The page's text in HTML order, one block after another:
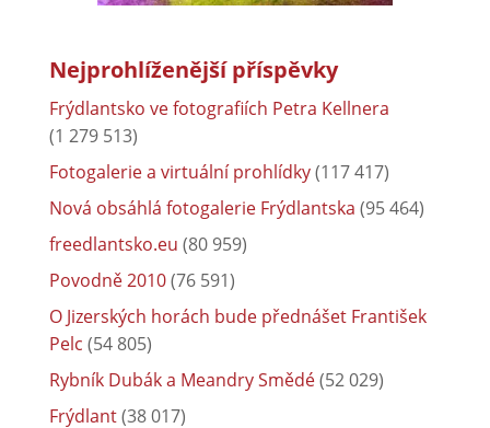
Nejprohlíženější příspěvky
Frýdlantsko ve fotografiích Petra Kellnera
(1 279 513)
Fotogalerie a virtuální prohlídky(117 417)
Nová obsáhlá fotogalerie Frýdlantska (95 464)
freedlantsko.eu (80 959)
Povodně 2010(76 591)
O Jizerských horách bude přednášet František
Pelc (54 805)
Rybník Dubák a Meandry Smědé(52 029)
Frýdlant(38 017)